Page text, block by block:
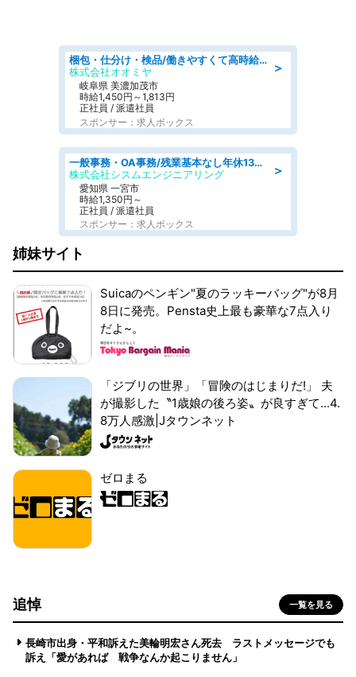
＞
梱包・仕分け・検品/働きやすくて高時給の仕分け作業長期休暇充実/残業なし
株式会社オオミヤ
岐阜県 美濃加茂市
時給1,450円～1,813円
正社員 / 派遣社員
スポンサー：求人ボックス
＞
一般事務・OA事務/残業基本なし年休130日社保完備の一般・調達事務
株式会社シスムエンジニアリング
愛知県 一宮市
時給1,350円～
正社員 / 派遣社員
スポンサー：求人ボックス
姉妹サイト
Suicaのペンギン"夏のラッキーバッグ"が8月
8日に発売。Pensta史上最も豪華な7点入り
だよ~。
「ジブリの世界」「冒険のはじまりだ!」 夫
が撮影した〝1歳娘の後ろ姿〟が良すぎて...4.
8万人感激|Jタウンネット
ゼロまる
追悼 一覧を見る
長崎市出身・平和訴えた美輪明宏さん死去 ラストメッセージでも
訴え「愛があれば 戦争なんか起こりません」